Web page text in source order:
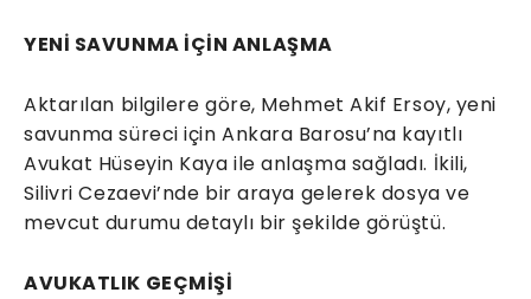
YENİ SAVUNMA İÇİN ANLAŞMA
Aktarılan bilgilere göre, Mehmet Akif Ersoy, yeni
savunma süreci için Ankara Barosu’na kayıtlı
Avukat Hüseyin Kaya ile anlaşma sağladı. İkili,
Silivri Cezaevi’nde bir araya gelerek dosya ve
mevcut durumu detaylı bir şekilde görüştü.
AVUKATLIK GEÇMİŞİ